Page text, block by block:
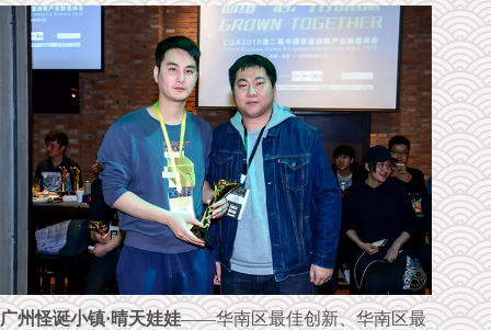
广州怪诞小镇·晴天娃娃——华南区最佳创新、华南区最